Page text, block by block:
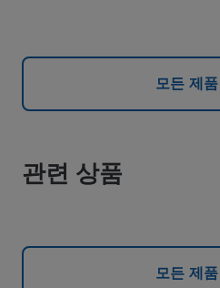
모든 제품
관련 상품
모든 제품